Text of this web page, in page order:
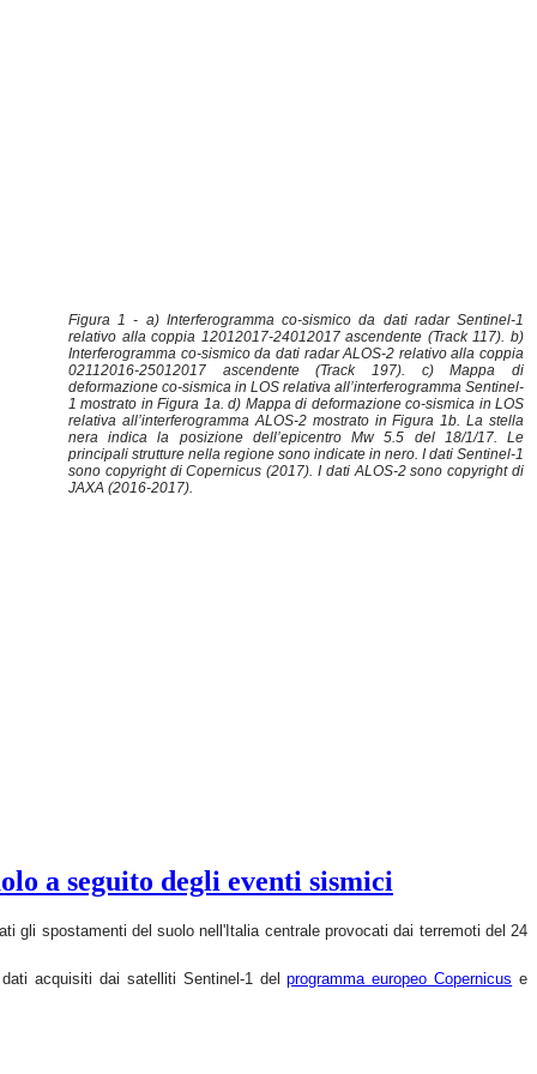
Figura 1 - a) Interferogramma co-sismico da dati radar Sentinel-1
relativo alla coppia 12012017-24012017 ascendente (Track 117). b)
Interferogramma co-sismico da dati radar ALOS-2 relativo alla coppia
02112016-25012017 ascendente (Track 197). c) Mappa di
deformazione co-sismica in LOS relativa all’interferogramma Sentinel-
1 mostrato in Figura 1a. d) Mappa di deformazione co-sismica in LOS
relativa all’interferogramma ALOS-2 mostrato in Figura 1b. La stella
nera indica la posizione dell’epicentro Mw 5.5 del 18/1/17. Le
principali strutture nella regione sono indicate in nero. I dati Sentinel-1
sono copyright di Copernicus (2017). I dati ALOS-2 sono copyright di
JAXA (2016-2017).
a seguito degli eventi sismici
gli spostamenti del suolo nell'Italia centrale provocati dai terremoti del 24
acquisiti dai satelliti Sentinel-1 delprogramma europeo Copernicus e